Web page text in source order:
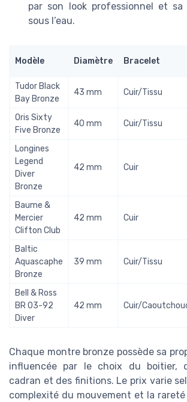
par son look professionnel et
sous l’eau.
Modèle Diamètre Bracelet
Tudor Black
Bay Bronze
43 mm Cuir/Tissu
Oris Sixty
Five Bronze
40 mm Cuir/Tissu
Longines
Legend
Diver
Bronze
42 mm Cuir
Baume &
Mercier
Clifton Club
42 mm Cuir
Baltic
Aquascaphe
Bronze
39 mm Cuir/Tissu
Bell & Ross
BR 03-92
Diver
42 mm Cuir/
Chaque montre bronze possède sa
influencée par le choix du boitier,
cadran et des finitions. Le prix varie
complexité du mouvement et la rareté